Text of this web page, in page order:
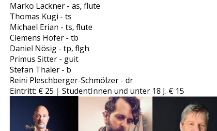
Marko Lackner - as, flute
Thomas Kugi - ts
Michael Erian - ts, flute
Clemens Hofer - tb
Daniel Nösig - tp, flgh
Primus Sitter - guit
Stefan Thaler - b
Reini Pleschberger-Schmölzer - dr
Eintritt: € 25 | StudentInnen und unter 18 J. € 15